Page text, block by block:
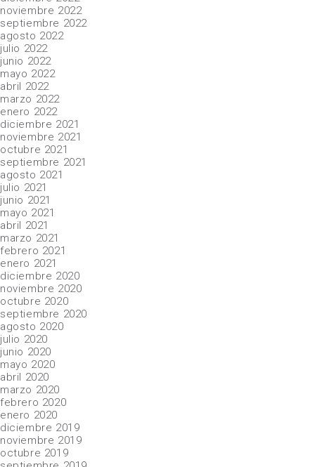
noviembre 2022
septiembre 2022
agosto 2022
julio 2022
junio 2022
mayo 2022
abril 2022
marzo 2022
enero 2022
diciembre 2021
noviembre 2021
octubre 2021
septiembre 2021
agosto 2021
julio 2021
junio 2021
mayo 2021
abril 2021
marzo 2021
febrero 2021
enero 2021
diciembre 2020
noviembre 2020
octubre 2020
septiembre 2020
agosto 2020
julio 2020
junio 2020
mayo 2020
abril 2020
marzo 2020
febrero 2020
enero 2020
diciembre 2019
noviembre 2019
octubre 2019